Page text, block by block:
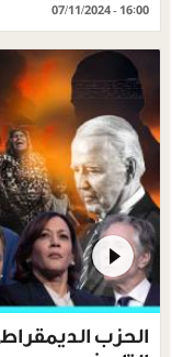
07/11/2024 - 16:00
الحزب